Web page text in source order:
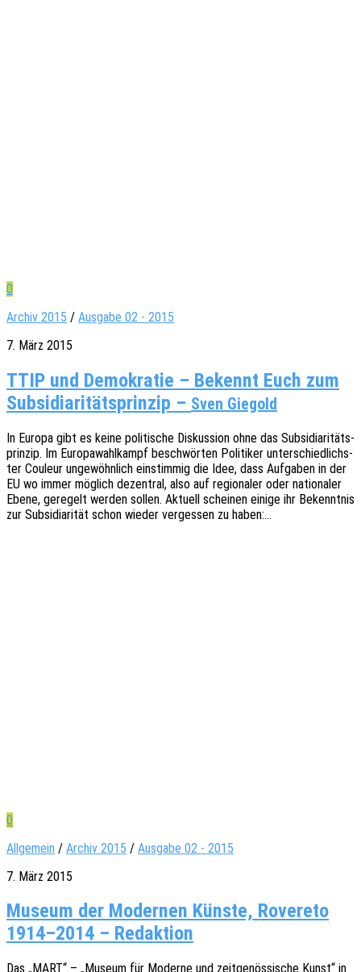
0
Archiv 2015 / Ausgabe 02 - 2015
7. März 2015
TTIP und Demokratie – Bekennt Euch zum
Subsidiaritätsprinzip – Sven Giegold
In Europa gibt es keine poli­ti­sche Diskus­si­on ohne das Subsi­dia­ri­täts­
prin­zip. Im Euro­pa­wahl­kampf beschwör­ten Poli­ti­ker unter­schied­lichs­
ter Couleur unge­wöhn­lich einstim­mig die Idee, dass Aufga­ben in der
EU wo immer möglich dezen­tral, also auf regio­na­ler oder natio­na­ler
Ebene, gere­gelt werden sollen. Aktu­ell schei­nen einige ihr Bekennt­nis
zur Subsi­dia­ri­tät schon wieder verges­sen zu haben:…
0
Allgemein / Archiv 2015 / Ausgabe 02 - 2015
7. März 2015
Museum der Modernen Künste, Rovereto
1914–2014 – Redaktion
Das „MART“ – „Museum für Moder­ne und zeit­ge­nös­si­sche Kunst“ in